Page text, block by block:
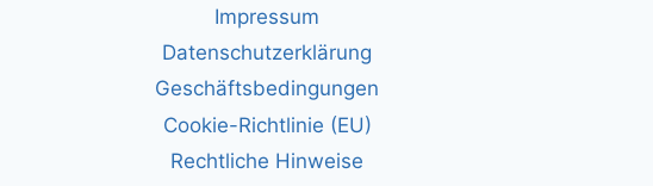
Impressum
Datenschutzerklärung
Geschäftsbedingungen
Cookie-Richtlinie (EU)
Rechtliche Hinweise